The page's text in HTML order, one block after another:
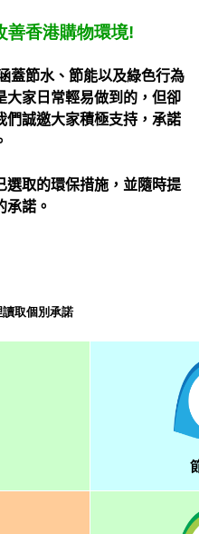
善香港購物環境!
蓋節水、節能以及綠色行為
大家日常輕易做到的，但卻
們誠邀大家積極支持，承諾
選取的環保措施，並隨時提
承諾。
取個別承諾